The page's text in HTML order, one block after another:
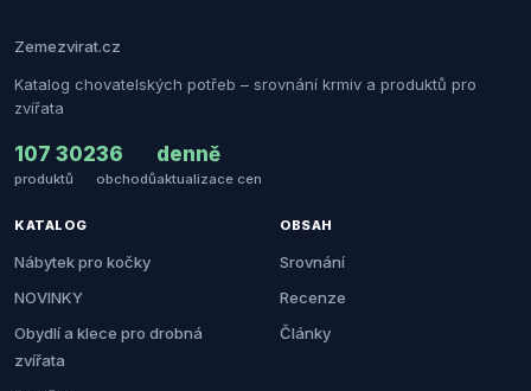
Zemezvirat.cz
Katalog chovatelských potřeb – srovnání krmiv a produktů pro
zvířata
107 302
produktů
36
obchodů
denně
aktualizace cen
KATALOG
Nábytek pro kočky
NOVINKY
Obydlí a klece pro drobná
zvířata
OBSAH
Srovnání
Recenze
Články